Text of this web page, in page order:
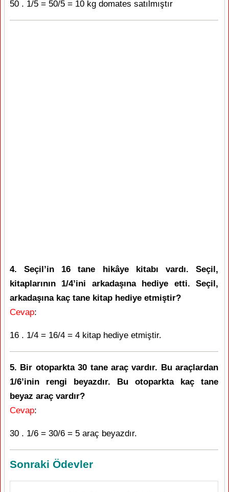
50 . 1/5 = 50/5 = 10 kg domates satılmıştır
4. Seçil’in 16 tane hikâye kitabı vardı. Seçil,
kitaplarının 1/4’ini arkadaşına hediye etti. Seçil,
arkadaşına kaç tane kitap hediye etmiştir?
Cevap:
16 . 1/4 = 16/4 = 4 kitap hediye etmiştir.
5. Bir otoparkta 30 tane araç vardır. Bu araçlardan
1/6’inin rengi beyazdır. Bu otoparkta kaç tane
beyaz araç vardır?
Cevap:
30 . 1/6 = 30/6 = 5 araç beyazdır.
Sonraki Ödevler